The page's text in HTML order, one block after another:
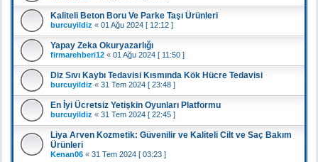
Kaliteli Beton Boru Ve Parke Taşı Ürünleri
burcuyildiz « 01 Ağu 2024 [ 12:12 ]
Yapay Zeka Okuryazarlığı
firmarehberi12 « 01 Ağu 2024 [ 11:50 ]
Diz Sıvı Kaybı Tedavisi Kısmında Kök Hücre Tedavisi
burcuyildiz « 31 Tem 2024 [ 23:48 ]
En İyi Ücretsiz Yetişkin Oyunları Platformu
burcuyildiz « 31 Tem 2024 [ 22:45 ]
Liya Arven Kozmetik: Güvenilir ve Kaliteli Cilt ve Saç Bakım
Ürünleri
Kenan06 « 31 Tem 2024 [ 03:23 ]